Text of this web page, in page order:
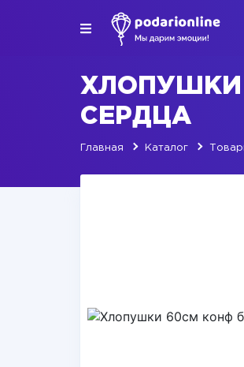
ХЛОПУШКИ
СЕРДЦА
Главная Каталог